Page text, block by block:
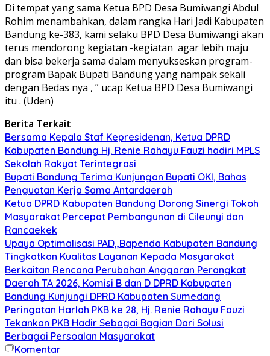
Di tempat yang sama Ketua BPD Desa Bumiwangi Abdul
Rohim menambahkan, dalam rangka Hari Jadi Kabupaten
Bandung ke-383, kami selaku BPD Desa Bumiwangi akan
terus mendorong kegiatan -kegiatan agar lebih maju
dan bisa bekerja sama dalam menyukseskan program-
program Bapak Bupati Bandung yang nampak sekali
dengan Bedas nya , ” ucap Ketua BPD Desa Bumiwangi
itu . (Uden)
Berita Terkait
Bersama Kepala Staf Kepresidenan, Ketua DPRD
Kabupaten Bandung Hj. Renie Rahayu Fauzi hadiri MPLS
Sekolah Rakyat Terintegrasi
Bupati Bandung Terima Kunjungan Bupati OKI, Bahas
Penguatan Kerja Sama Antardaerah
Ketua DPRD Kabupaten Bandung Dorong Sinergi Tokoh
Masyarakat Percepat Pembangunan di Cileunyi dan
Rancaekek
Upaya Optimalisasi PAD,,Bapenda Kabupaten Bandung
Tingkatkan Kualitas Layanan Kepada Masyarakat
Berkaitan Rencana Perubahan Anggaran Perangkat
Daerah TA 2026, Komisi B dan D DPRD Kabupaten
Bandung Kunjungi DPRD Kabupaten Sumedang
Peringatan Harlah PKB ke 28, Hj. Renie Rahayu Fauzi
Tekankan PKB Hadir Sebagai Bagian Dari Solusi
Berbagai Persoalan Masyarakat
Komentar